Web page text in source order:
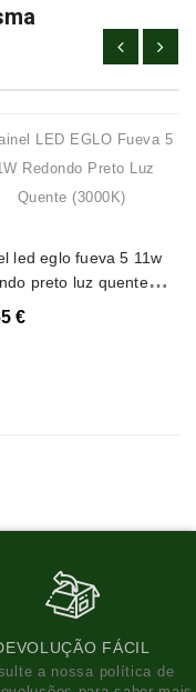
led eglo fueva 5 11w
preto luz quente
€
FÁCIL
a nossa política de